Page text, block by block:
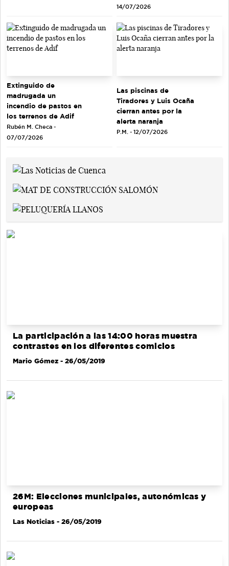
14/07/2026
Extinguido de
madrugada un
incendio de pastos en
los terrenos de Adif
Rubén M. Checa -
07/07/2026
Las piscinas de
Tiradores y Luis Ocaña
cierran antes por la
alerta naranja
P.M. - 12/07/2026
La participación a las 14:00 horas muestra
contrastes en los diferentes comicios
Mario Gómez - 26/05/2019
26M: Elecciones municipales, autonómicas y
europeas
Las Noticias - 26/05/2019